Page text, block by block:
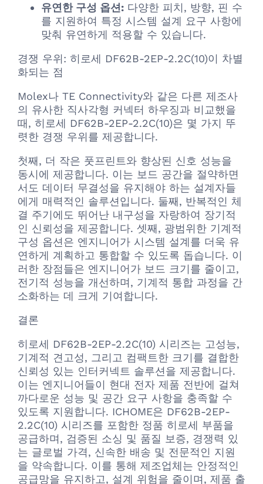
유연한 구성 옵션: 다양한 피치, 방향, 핀 수
를 지원하여 특정 시스템 설계 요구 사항에
맞춰 유연하게 적용할 수 있습니다.
경쟁 우위: 히로세 DF62B-2EP-2.2C(10)이 차별
화되는 점
Molex나 TE Connectivity와 같은 다른 제조사
의 유사한 직사각형 커넥터 하우징과 비교했을
때, 히로세 DF62B-2EP-2.2C(10)은 몇 가지 뚜
렷한 경쟁 우위를 제공합니다.
첫째, 더 작은 풋프린트와 향상된 신호 성능을
동시에 제공합니다. 이는 보드 공간을 절약하면
서도 데이터 무결성을 유지해야 하는 설계자들
에게 매력적인 솔루션입니다. 둘째, 반복적인 체
결 주기에도 뛰어난 내구성을 자랑하여 장기적
인 신뢰성을 제공합니다. 셋째, 광범위한 기계적
구성 옵션은 엔지니어가 시스템 설계를 더욱 유
연하게 계획하고 통합할 수 있도록 돕습니다. 이
러한 장점들은 엔지니어가 보드 크기를 줄이고,
전기적 성능을 개선하며, 기계적 통합 과정을 간
소화하는 데 크게 기여합니다.
결론
히로세 DF62B-2EP-2.2C(10) 시리즈는 고성능,
기계적 견고성, 그리고 컴팩트한 크기를 결합한
신뢰성 있는 인터커넥트 솔루션을 제공합니다.
이는 엔지니어들이 현대 전자 제품 전반에 걸쳐
까다로운 성능 및 공간 요구 사항을 충족할 수
있도록 지원합니다. ICHOME은 DF62B-2EP-
2.2C(10) 시리즈를 포함한 정품 히로세 부품을
공급하며, 검증된 소싱 및 품질 보증, 경쟁력 있
는 글로벌 가격, 신속한 배송 및 전문적인 지원
을 약속합니다. 이를 통해 제조업체는 안정적인
공급망을 유지하고, 설계 위험을 줄이며, 제품 출